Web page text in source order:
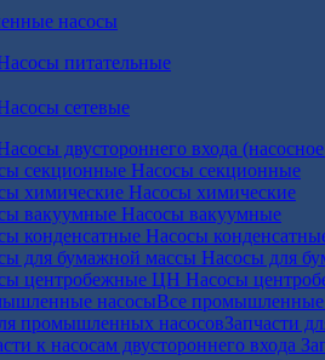
насосы
питательные
сетевые
двустороннего входа
Насосы секционные
Насосы химические
Насосы вакуумные
Насосы
Насосы для
Насосы
Все промышленные
Запчасти